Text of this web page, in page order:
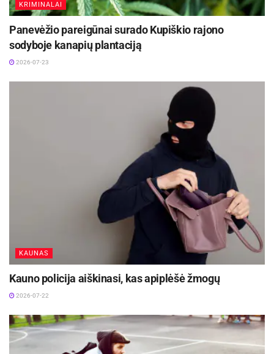
KRIMINALAI
Panevėžio pareigūnai surado Kupiškio rajono
sodyboje kanapių plantaciją
2026-07-23
KAUNAS
Kauno policija aiškinasi, kas apiplėšė žmogų
2026-07-22